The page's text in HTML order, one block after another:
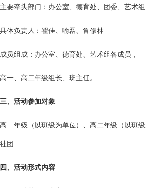
主要牵头部门：办公室、德育处、团委、艺术组
具体负责人：翟佳、喻磊、鲁修林
成员组成：办公室、德育处、艺术组各成员，
高一、高二年级组长、班主任。
三、活动参加对象
高一年级（以班级为单位）、高二年级（以班
社团
四、活动形式内容